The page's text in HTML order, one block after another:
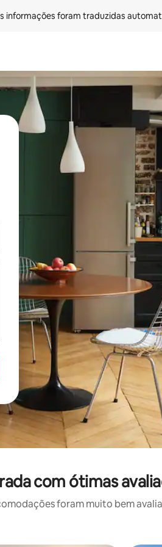
informações foram traduzidas
usando as seta para cima e para
com ótimas
foram muito bem